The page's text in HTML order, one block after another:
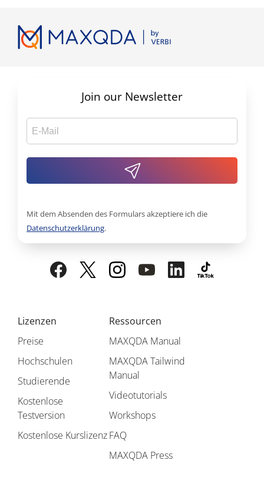
Lizenzen
Preise
Hochschulen
Studierende
Kostenlose
Testversion
Kostenlose Kurslizenz
Ressourcen
MAXQDA Manual
MAXQDA Tailwind
Manual
Videotutorials
Workshops
FAQ
MAXQDA Press
Join our Newsletter
Mit dem Absenden des Formulars akzeptiere ich die
Datenschutzerklärung.